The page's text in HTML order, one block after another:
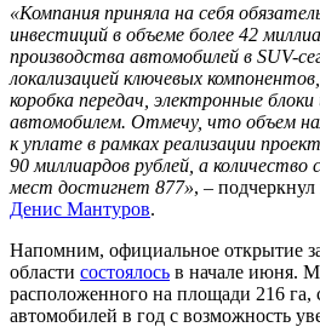
«Компания приняла на себя
инвестиций в объеме более 42
производства автомобилей в SUV-
локализацией ключевых
коробка передач, электронные
автомобилем. Отмечу, что объем
к уплате в рамках реализации
90 миллиардов рублей, а количество
мест достигнет 877», – подчеркнул
Денис Мантуров.
Напомним, официальное открытие
области состоялось в начале июня.
расположенного на площади 216 га,
автомобилей в год с возможность